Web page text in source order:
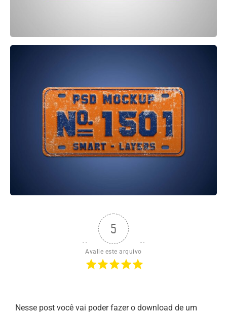
5
Avalie este arquivo
Nesse post você vai poder fazer o download de um